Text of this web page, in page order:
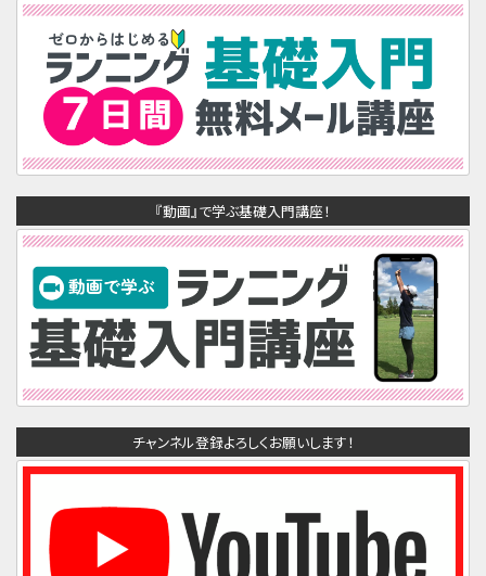
『動画』で学ぶ基礎入門講座！
チャンネル登録よろしくお願いします！